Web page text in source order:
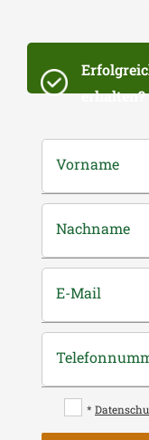
erhalten?
Vorname
Nachname
E-Mail
*